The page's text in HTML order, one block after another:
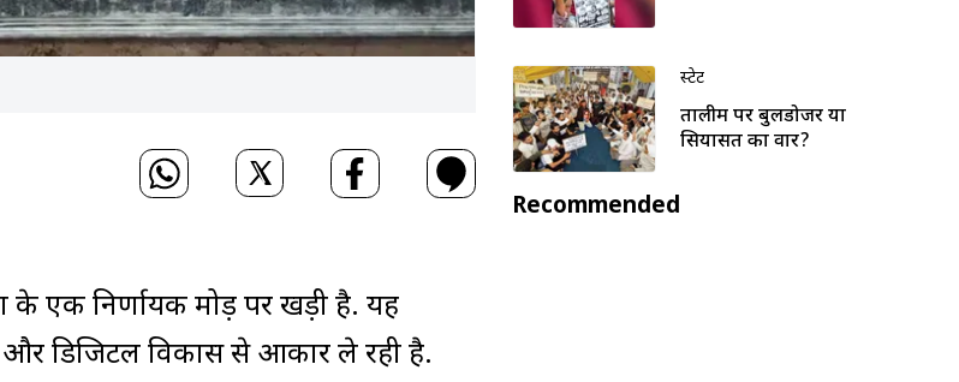
के एक निर्णायक मोड़ पर खड़ी है. यह
और डिजिटल विकास से आकार ले रही है.
स्टेट
तालीम पर बुलडोजर या
सियासत का वार?
Recommended